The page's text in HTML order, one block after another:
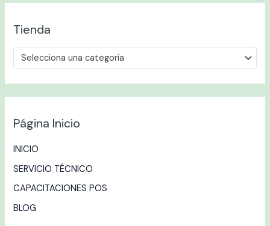
Tienda
Selecciona una categoría
Página Inicio
INICIO
SERVICIO TÉCNICO
CAPACITACIONES POS
BLOG